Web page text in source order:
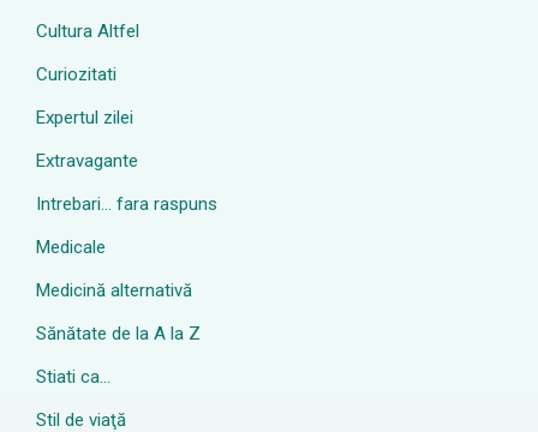
Cultura Altfel
Curiozitati
Expertul zilei
Extravagante
Intrebari… fara raspuns
Medicale
Medicină alternativă
Sănătate de la A la Z
Stiati ca…
Stil de viaţă